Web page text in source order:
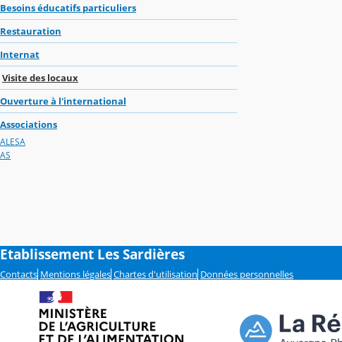
Besoins éducatifs particuliers
Restauration
Internat
Visite des locaux
Ouverture à l'international
Associations
ALESA
AS
Etablissement Les Sardières
Contacts Mentions légales Chartes d'utilisation Données personnelles